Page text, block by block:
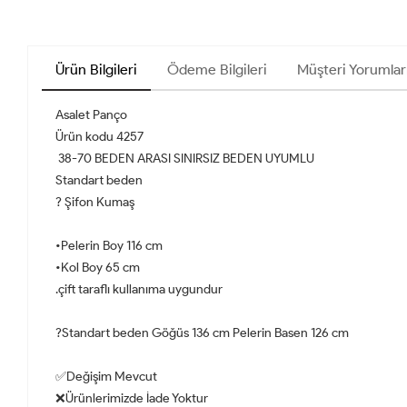
Ürün Bilgileri Ödeme Bilgileri Müşteri
Asalet Panço
Ürün kodu 4257
38-70 BEDEN ARASI SINIRSIZ BEDEN UYUMLU
Standart beden
? Şifon Kumaş
•Pelerin Boy 116 cm
•Kol Boy 65 cm
.çift taraflı kullanıma uygundur
?Standart beden Göğüs 136 cm Pelerin Basen 126 cm
✅Değişim Mevcut
❌Ürünlerimizde İade Yoktur